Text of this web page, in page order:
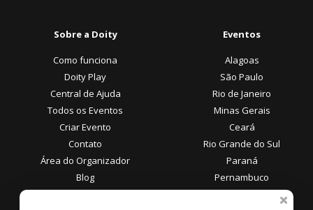
Sobre a Doity
Como funciona
Doity Play
Central de Ajuda
Todos os Eventos
Criar Evento
Contato
Área do Organizador
Blog
Eventos
Alagoas
São Paulo
Rio de Janeiro
Minas Gerais
Ceará
Rio Grande do Sul
Paraná
Pernambuco